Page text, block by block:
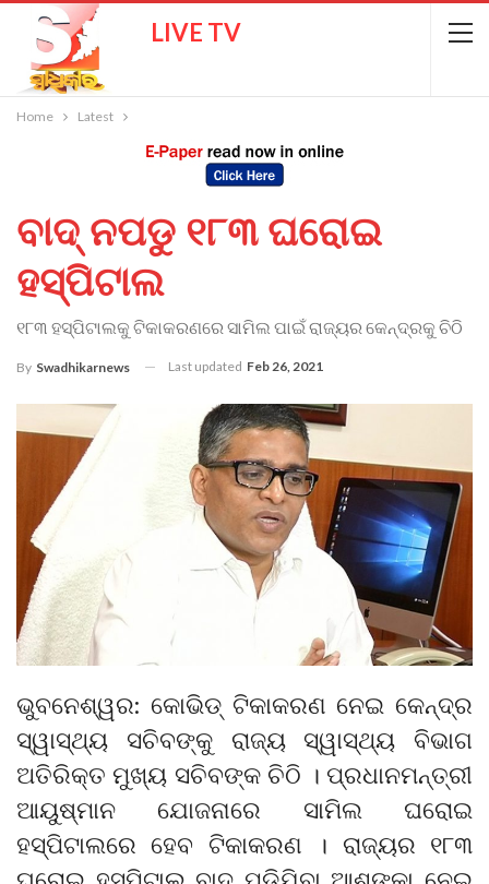
LIVE TV
Home Latest
ବାଦ୍ ନପଡୁ ୧୮୩ ଘରୋଇ
ହସ୍ପିଟାଲ
୧୮୩ ହସ୍ପିଟାଲକୁ ଟିକାକରଣରେ ସାମିଲ ପାଇଁ ରାଜ୍ୟର କେନ୍ଦ୍ରକୁ ଚିଠି
By Swadhikarnews Last updated Feb 26, 2021
ଭୁବନେଶ୍ୱର: କୋଭିଡ୍ ଟିକାକରଣ ନେଇ କେନ୍ଦ୍ର
ସ୍ୱାସ୍ଥ୍ୟ ସଚିବଙ୍କୁ ରାଜ୍ୟ ସ୍ୱାସ୍ଥ୍ୟ ବିଭାଗ
ଅତିରିକ୍ତ ମୁଖ୍ୟ ସଚିବଙ୍କ ଚିଠି । ପ୍ରଧାନମନ୍ତ୍ରୀ
ଆୟୁଷ୍ମାନ ଯୋଜନାରେ ସାମିଲ ଘରୋଇ
ହସ୍ପିଟାଲରେ ହେବ ଟିକାକରଣ । ରାଜ୍ୟର ୧୮୩